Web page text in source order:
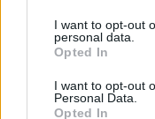
not limited to your
grant or deny
use your data for
consent section.
I want to opt-out
personal data.
Opted In
I want to opt-out
Personal Data.
Opted In